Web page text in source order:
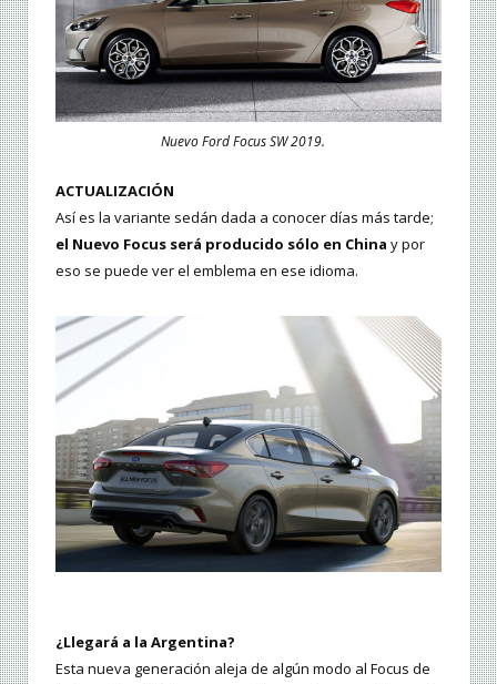
Nuevo Ford Focus SW 2019.
ACTUALIZACIÓN
Así es la variante sedán dada a conocer días más tarde;
el Nuevo Focus será producido sólo en China y por
eso se puede ver el emblema en ese idioma.
¿Llegará a la Argentina?
Esta nueva generación aleja de algún modo al Focus de